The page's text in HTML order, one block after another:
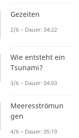
Sie wird
von
Je nach
400 und
Erdboden und
in die
der Exosphäre
mal so weit
wie ein
Gezeiten
2/6 – Dauer: 04:22
Wie entsteht ein
Tsunami?
3/6 – Dauer: 04:03
Meeresströmun
gen
4/6 – Dauer: 05:19